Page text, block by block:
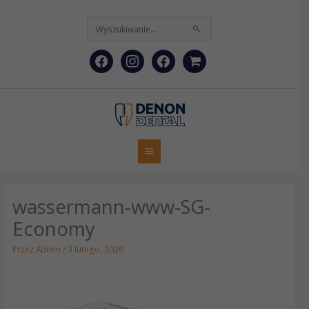
Szukaj
dla:
Główne
menu
wassermann-www-SG-
Economy
PrzezAdmin/3 lutego, 2026